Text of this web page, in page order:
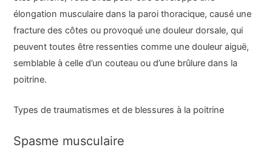
élongation musculaire dans la paroi thoracique, causé une
fracture des côtes ou provoqué une douleur dorsale, qui
peuvent toutes être ressenties comme une douleur aiguë,
semblable à celle d’un couteau ou d’une brûlure dans la
poitrine.
Types de traumatismes et de blessures à la poitrine
Spasme musculaire